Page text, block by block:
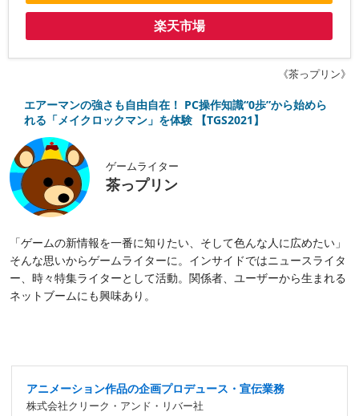
楽天市場
《茶っプリン》
エアーマンの強さも自由自在！ PC操作知識“0歩”から始めら
れる「メイクロックマン」を体験 【TGS2021】
ゲームライター
茶っプリン
「ゲームの新情報を一番に知りたい、そして色んな人に広めたい」
そんな思いからゲームライターに。インサイドではニュースライタ
ー、時々特集ライターとして活動。関係者、ユーザーから生まれる
ネットブームにも興味あり。
アニメーション作品の企画プロデュース・宣伝業務
株式会社クリーク・アンド・リバー社